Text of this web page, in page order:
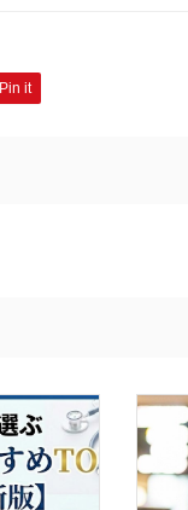
Pin it